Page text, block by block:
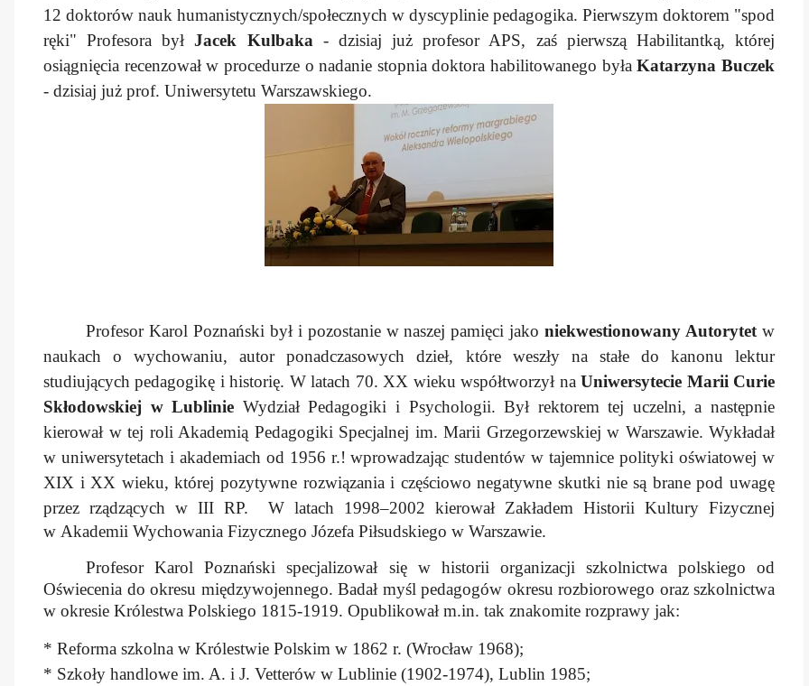
12 doktorów nauk humanistycznych/społecznych w dyscyplinie pedagogika. Pierwszym doktorem "spod
ręki" Profesora byłJacek Kulbaka - dzisiaj już profesor APS, zaś pierwszą Habilitantką, której
osiągnięcia recenzował w procedurze o nadanie stopnia doktora habilitowanego byłaKatarzyna Buczek
- dzisiaj już prof. Uniwersytetu Warszawskiego.
Profesor Karol Poznański był i pozostanie w naszej pamięci jakoniekwestionowany Autorytetw
naukach o wychowaniu, autor ponadczasowych dzieł, które weszły na stałe do kanonu lektur
studiujących pedagogikę i historię. W latach 70. XX wieku współtworzył naUniwersytecie Marii Curie
Skłodowskiej w Lublinie Wydział Pedagogiki i Psychologii. Był rektorem tej uczelni, a następnie
kierował w tej roli Akademią Pedagogiki Specjalnej im. Marii Grzegorzewskiej w Warszawie. Wykładał
w uniwersytetach i akademiach od 1956 r.! wprowadzając studentów w tajemnice polityki oświatowej w
XIX i XX wieku, której pozytywne rozwiązania i częściowo negatywne skutki nie są brane pod uwagę
przez rządzących w III RP.
W latach 1998–2002 kierował Zakładem Historii Kultury Fizycznej
w Akademii Wychowania Fizycznego Józefa Piłsudskiego w Warszawie.
Profesor Karol Poznański specjalizował się w historii organizacji szkolnictwa polskiego od
Oświecenia do okresu międzywojennego. Badał myśl pedagogów okresu rozbiorowego oraz szkolnictwa
w okresie Królestwa Polskiego 1815-1919. Opublikował m.in. tak znakomite rozprawy jak:
* Reforma szkolna w Królestwie Polskim w 1862 r. (Wrocław 1968);
* Szkoły handlowe im. A. i J. Vetterów w Lublinie (1902-1974), Lublin 1985;